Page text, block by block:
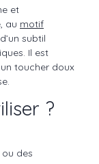
et
au motif
subtil
Il est
toucher doux
?
ou des